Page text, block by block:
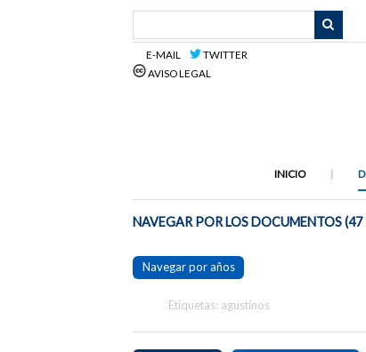
E-MAIL
TWITTER
AVISO LEGAL
INICIO
NAVEGAR POR LOS DOCUMENTOS
Navegar por años
Etiquetas: agustinos